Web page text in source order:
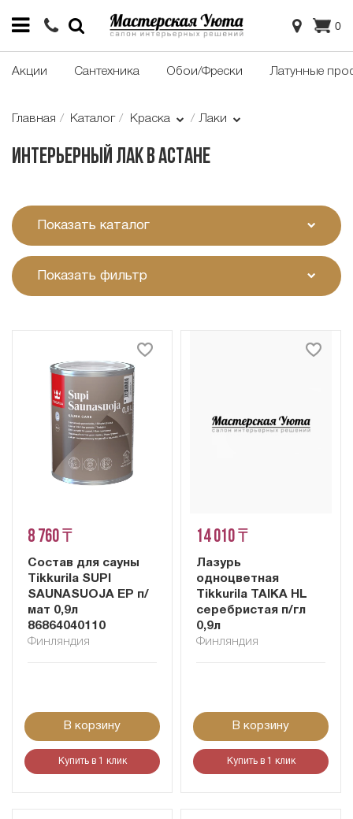
0
Акции Сантехника Обои/Фрески Латунные
Главная Каталог Краска Лаки
Интерьерный лак в Астане
Показать каталог
Показать фильтр
8 760 ₸
Состав для сауны
Tikkurila SUPI
SAUNASUOJA EP п/
мат 0,9л
86864040110
Финляндия
В корзину
Купить в 1 клик
14 010 ₸
Лазурь
одноцветная
Tikkurila TAIKA HL
серебристая п/гл
0,9л
Финляндия
В корзину
Купить в 1 клик